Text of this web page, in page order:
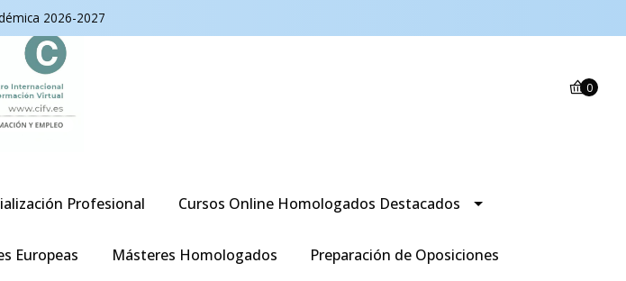
2026-2027
0
Profesional Cursos Online Homologados Destacados
Europeas Másteres Homologados Preparación de Oposiciones